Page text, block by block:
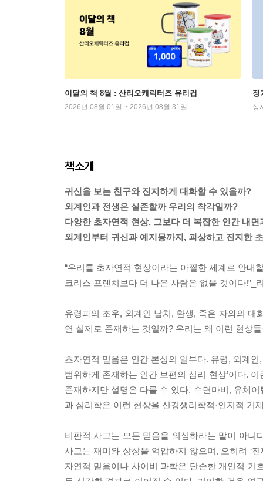
이달의 책 8월 : 산리오캐릭터즈 유리컵
2026년 08월 01일 ~ 2026년 08월 31일
정
상
책소개
귀신을 보는 친구와 진지하게 대화할 수 있을까?
외계인과 전생은 실존할까 우리의 착각일까?
다양한 초자연적 현상, 그보다 더 복잡한 인간 내
외계인부터 귀신과 예지몽까지, 괴상하고 진지한
“우리를 초자연적 현상이라는 아찔한 세계로 안내
크리스 프렌치보다 더 나은 사람은 없을 것이다!”_
유령과의 조우, 외계인 납치, 환생, 죽은 자와의
연 실제로 존재하는 것일까? 우리는 왜 이런 현상
초자연적 믿음은 인간 본성의 일부다. 유령, 외계
범위하게 존재하는 인간 보편의 심리 현상’이다.
존재하지만 설명은 다를 수 있다. 수면마비, 유체
과 심리학은 이런 현상을 신경생리학적·인지적 기
비판적 사고는 모든 믿음을 의심하라는 말이 아니
사고는 재미와 상상을 억압하지 않으며, 오히려 ‘
자연적 믿음이나 사이비 과학은 단순한 개인적 기